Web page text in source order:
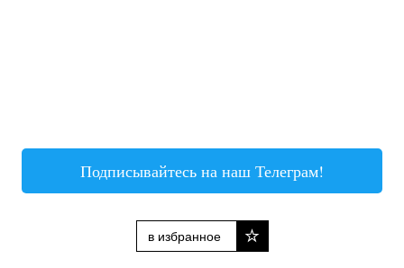
Подписывайтесь на наш Телеграм!
в избранное